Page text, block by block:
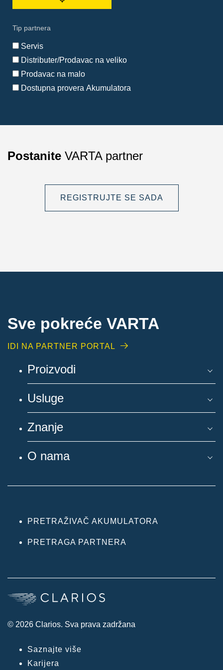
za
Tip partnera
Servis
Distributer/Prodavac na veliko
Prodavac na malo
Dostupna provera Akumulatora
Postanite VARTA partner
REGISTRUJTE SE SADA
Sve pokreće VARTA
IDI NA PARTNER PORTAL
Proizvodi
Usluge
Znanje
O nama
PRETRAŽIVAČ AKUMULATORA
PRETRAGA PARTNERA
© 2026 Clarios. Sva prava zadržana
Saznajte više
Karijera